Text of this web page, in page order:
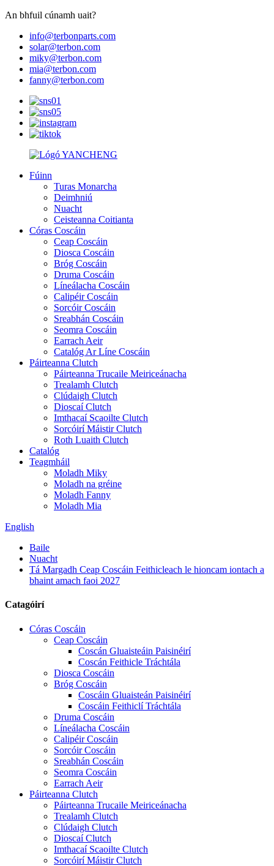
An bhfuil cúnamh uait?
info@terbonparts.com
solar@terbon.com
miky@terbon.com
mia@terbon.com
fanny@terbon.com
Fúinn
Turas Monarcha
Deimhniú
Nuacht
Ceisteanna Coitianta
Córas Coscáin
Ceap Coscáin
Diosca Coscáin
Bróg Coscáin
Druma Coscáin
Líneálacha Coscáin
Calipéir Coscáin
Sorcóir Coscáin
Sreabhán Coscáin
Seomra Coscáin
Earrach Aeir
Catalóg Ar Líne Coscáin
Páirteanna Clutch
Páirteanna Trucaile Meiriceánacha
Trealamh Clutch
Clúdaigh Clutch
Dioscaí Clutch
Imthacaí Scaoilte Clutch
Sorcóirí Máistir Clutch
Roth Luaith Clutch
Catalóg
Teagmháil
Moladh Miky
Moladh na gréine
Moladh Fanny
Moladh Mia
English
Baile
Nuacht
Tá Margadh Ceap Coscáin Feithicleach le hioncam iontach a
bhaint amach faoi 2027
Catagóirí
Córas Coscáin
Ceap Coscáin
Coscán Gluaisteáin Paisinéirí
Coscán Feithicle Tráchtála
Diosca Coscáin
Bróg Coscáin
Coscáin Gluaisteán Paisinéirí
Coscáin Feithiclí Tráchtála
Druma Coscáin
Líneálacha Coscáin
Calipéir Coscáin
Sorcóir Coscáin
Sreabhán Coscáin
Seomra Coscáin
Earrach Aeir
Páirteanna Clutch
Páirteanna Trucaile Meiriceánacha
Trealamh Clutch
Clúdaigh Clutch
Dioscaí Clutch
Imthacaí Scaoilte Clutch
Sorcóirí Máistir Clutch